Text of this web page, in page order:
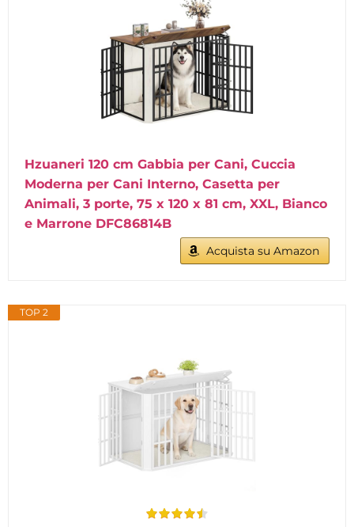
Hzuaneri 120 cm Gabbia per Cani, Cuccia
Moderna per Cani Interno, Casetta per
Animali, 3 porte, 75 x 120 x 81 cm, XXL, Bianco
e Marrone DFC86814B
Acquista su Amazon
TOP 2